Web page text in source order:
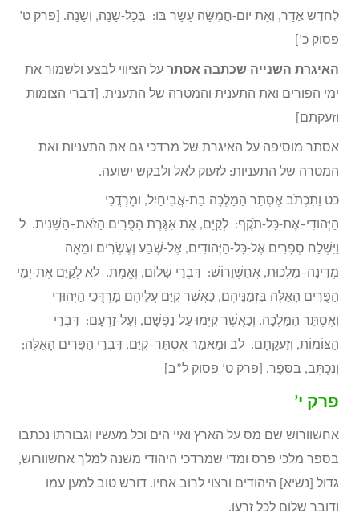
לְחֹדֶשׁ אֲדָר, וְאֵת יוֹם-חֲמִשָּׁה עָשָׂר בּוֹ: בְּכָל-שָׁנָה, וְשָׁנָה. [פרק ט’
פסוק כ’]
האיגרת השנייה שכתבה אסתר על הציווי לבצע ולשמור את
ימי הפורים ואת התענית והמטרה של התענית. [דברי הצומות
וזעקתם]
אסתר מוסיפה על האיגרת של מרדכי גם את התעניות ואת
המטרה של התעניות: לזעוק לאל ולבקש ישועה.
כט וַתִּכְתֹּב אֶסְתֵּר הַמַּלְכָּה בַת-אֲבִיחַיִל, וּמָרְדֳּכַי
הַיְּהוּדִי–אֶת-כָּל-תֹּקֶף: לְקַיֵּם, אֵת אִגֶּרֶת הַפֻּרִים הַזֹּאת–הַשֵּׁנִית. ל
וַיִּשְׁלַח סְפָרִים אֶל-כָּל-הַיְּהוּדִים, אֶל-שֶׁבַע וְעֶשְׂרִים וּמֵאָה
מְדִינָה–מַלְכוּת, אֲחַשְׁוֵרוֹשׁ: דִּבְרֵי שָׁלוֹם, וֶאֱמֶת. לא לְקַיֵּם אֶת-יְמֵי
הַפֻּרִים הָאֵלֶּה בִּזְמַנֵּיהֶם, כַּאֲשֶׁר קִיַּם עֲלֵיהֶם מָרְדֳּכַי הַיְּהוּדִי
וְאֶסְתֵּר הַמַּלְכָּה, וְכַאֲשֶׁר קִיְּמוּ עַל-נַפְשָׁם, וְעַל-זַרְעָם: דִּבְרֵי
הַצּוֹמוֹת, וְזַעֲקָתָם. לב וּמַאֲמַר אֶסְתֵּר–קִיַּם, דִּבְרֵי הַפֻּרִים הָאֵלֶּה;
וְנִכְתָּב, בַּסֵּפֶר. [פרק ט’ פסוק ל”ב]
פרק י’
אחשוורוש שם מס על הארץ ואיי הים וכל מעשיו וגבורתו נכתבו
בספר מלכי פרס ומדי שמרדכי היהודי משנה למלך אחשוורוש,
גדול [נשיא] היהודים ורצוי לרוב אחיו. דורש טוב למען עמו
ודובר שלום לכל זרעו.